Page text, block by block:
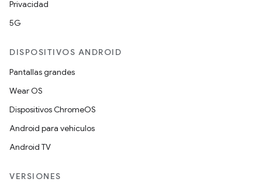
Privacidad
5G
DISPOSITIVOS ANDROID
Pantallas grandes
Wear OS
Dispositivos ChromeOS
Android para vehículos
Android TV
VERSIONES